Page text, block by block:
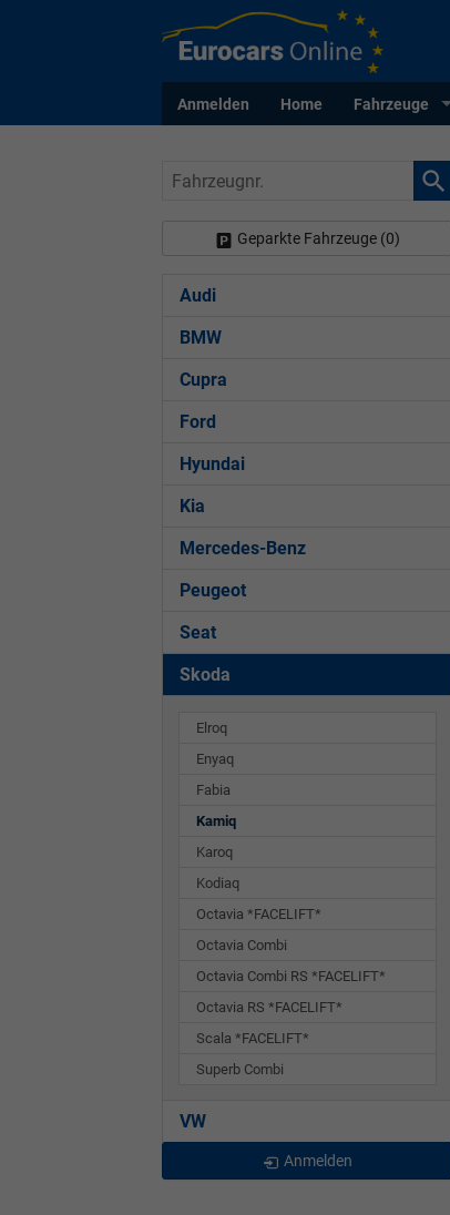
Anmelden Home Fahrzeuge
Fahrzeugnr.
Geparkte Fahrzeuge (0)
Audi
BMW
Cupra
Ford
Hyundai
Kia
Mercedes-Benz
Peugeot
Seat
Skoda
Elroq
Enyaq
Fabia
Kamiq
Karoq
Kodiaq
Octavia *FACELIFT*
Octavia Combi
Octavia Combi RS *FACELIFT*
Octavia RS *FACELIFT*
Scala *FACELIFT*
Superb Combi
VW
Anmelden